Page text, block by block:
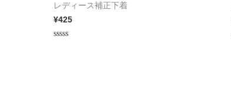
レディース補正下着
¥425